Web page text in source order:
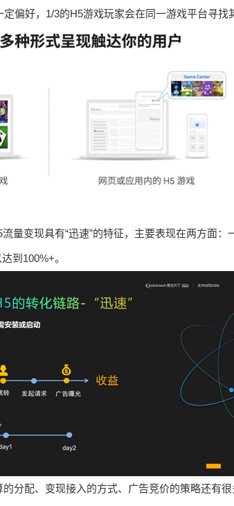
偏好，1/3的H5游戏玩家会在同一游戏平台寻找
量变现具有“迅速”的特征，主要表现在两方面：
到100%+。
分配、变现接入的方式、广告竞价的策略还有很